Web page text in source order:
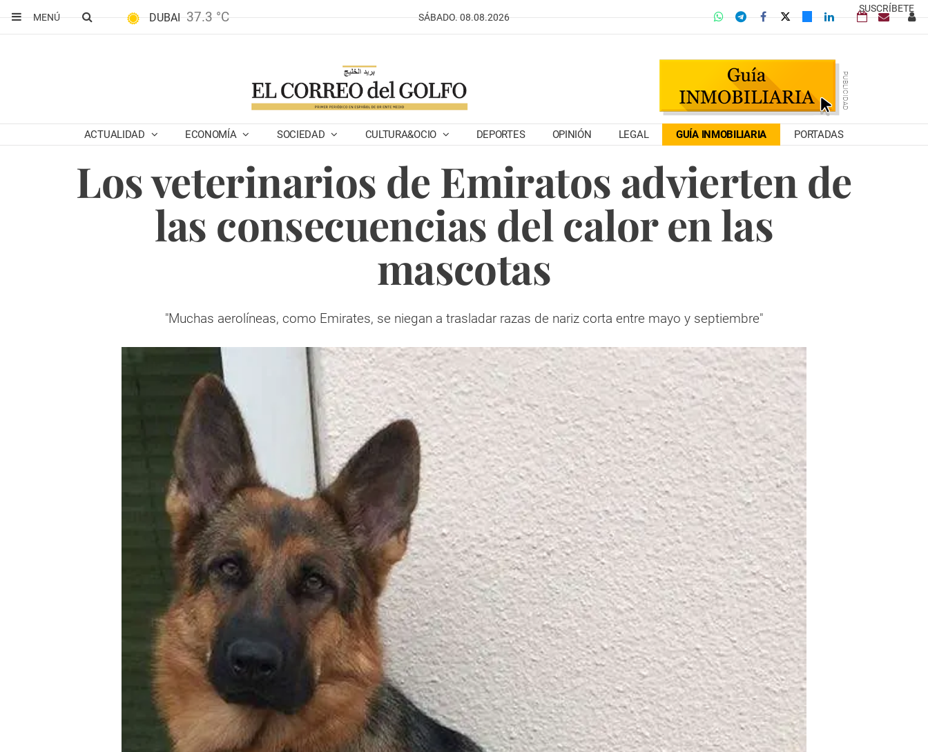
SUSCRÍBETE
MENÚ
DUBAI 37.3 °C SÁBADO. 08.08.2026
ACTUALIDAD ECONOMÍA SOCIEDAD CULTURA&OCIO DEPORTES OPINIÓN LEGAL GUÍA INMOBILIARIA PORTADAS
Los veterinarios de Emiratos advierten de
las consecuencias del calor en las
mascotas
"Muchas aerolíneas, como Emirates, se niegan a trasladar razas de nariz corta entre mayo y septiembre"